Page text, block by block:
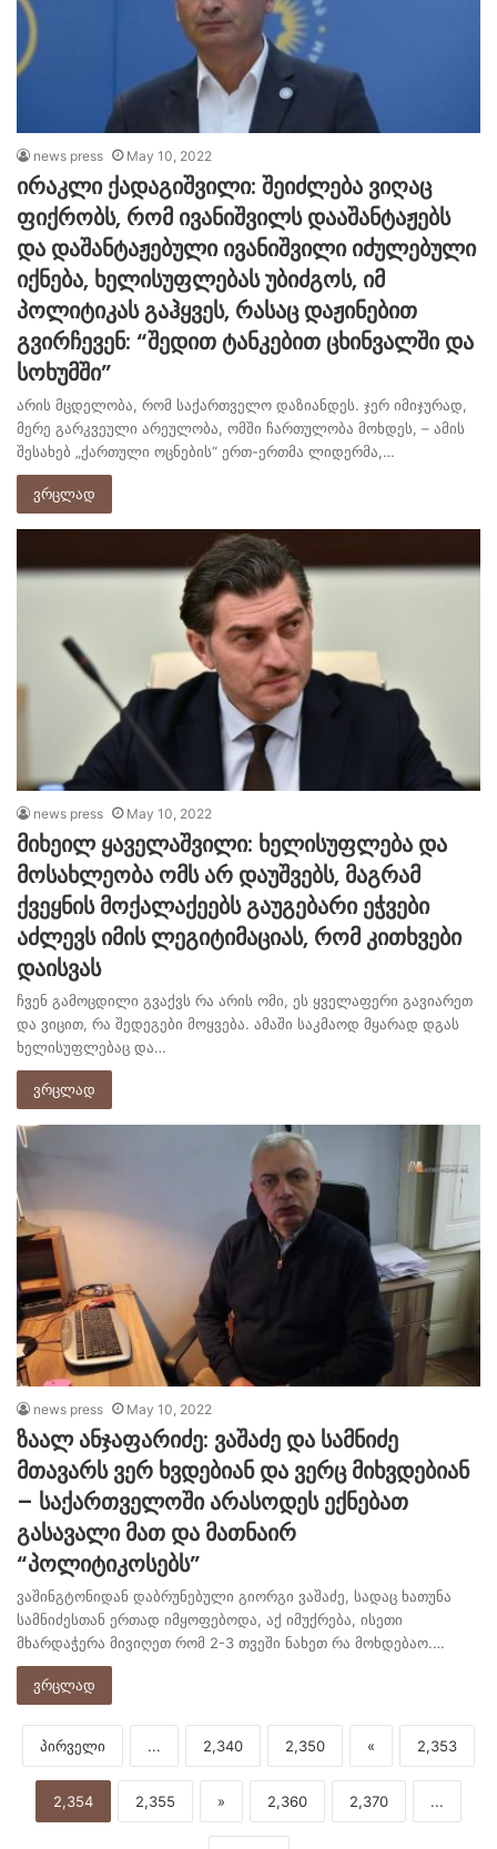
news press May 10, 2022
ირაკლი ქადაგიშვილი: შეიძლება ვიღაც
ფიქრობს, რომ ივანიშვილს დააშანტაჟებს
და დაშანტაჟებული ივანიშვილი იძულებული
იქნება, ხელისუფლებას უბიძგოს, იმ
პოლიტიკას გაჰყვეს, რასაც დაჟინებით
გვირჩევენ: “შედით ტანკებით ცხინვალში და
სოხუმში”
არის მცდელობა, რომ საქართველო დაზიანდეს. ჯერ იმიჯურად,
მერე გარკვეული არეულობა, ომში ჩართულობა მოხდეს, – ამის
შესახებ „ქართული ოცნების“ ერთ-ერთმა ლიდერმა,…
ვრცლად
news press May 10, 2022
მიხეილ ყაველაშვილი: ხელისუფლება და
მოსახლეობა ომს არ დაუშვებს, მაგრამ
ქვეყნის მოქალაქეებს გაუგებარი ეჭვები
აძლევს იმის ლეგიტიმაციას, რომ კითხვები
დაისვას
ჩვენ გამოცდილი გვაქვს რა არის ომი, ეს ყველაფერი გავიარეთ
და ვიცით, რა შედეგები მოყვება. ამაში საკმაოდ მყარად დგას
ხელისუფლებაც და…
ვრცლად
news press May 10, 2022
ზაალ ანჯაფარიძე: ვაშაძე და სამნიძე
მთავარს ვერ ხვდებიან და ვერც მიხვდებიან
– საქართველოში არასოდეს ექნებათ
გასავალი მათ და მათნაირ
“პოლიტიკოსებს”
ვაშინგტონიდან დაბრუნებული გიორგი ვაშაძე, სადაც ხათუნა
სამნიძესთან ერთად იმყოფებოდა, აქ იმუქრება, ისეთი
მხარდაჭერა მივიღეთ რომ 2-3 თვეში ნახეთ რა მოხდებაო.…
ვრცლად
პირველი ... 2,340 2,350 « 2,353
2,354 2,355 » 2,360 2,370 ...